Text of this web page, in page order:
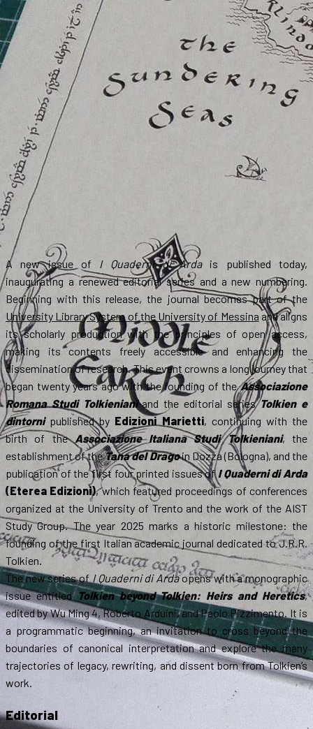
A new issue of I Quaderni di Ardais published today,
inaugurating a renewed editorial series and a new numbering.
Beginning with this release, the journal becomes part of the
University Library System of the University of Messinaand aligns
its scholarly production with the principles of open access,
making its contents freely accessible and enhancing the
dissemination of research. This event crowns a long journey that
began twenty years ago with the founding of theAssociazione
Romana Studi Tolkienianiand the editorial seriesTolkien e
dintornipublished by Edizioni Marietti, continuing with the
birth of theAssociazione Italiana Studi Tolkieniani, the
establishment of theTana del Dragoin Dozza (Bologna), and the
publication of the first four printed issues ofI Quaderni di Arda
(Eterea Edizioni), which featured proceedings of conferences
organized at the University of Trento and the work of the AIST
Study Group. The year 2025 marks a historic milestone: the
founding of the first Italian academic journal dedicated to J.R.R.
Tolkien.
The new series of I Quaderni di Ardaopens with a monographic
issue entitled Tolkien beyond Tolkien: Heirs and Heretics,
edited by Wu Ming 4, Roberto Arduini, and Paolo Pizzimento. It is
a programmatic beginning, an invitation to cross beyond the
boundaries of canonical interpretation and explore the many
trajectories of legacy, rewriting, and dissent born from Tolkien’s
work.
Editorial